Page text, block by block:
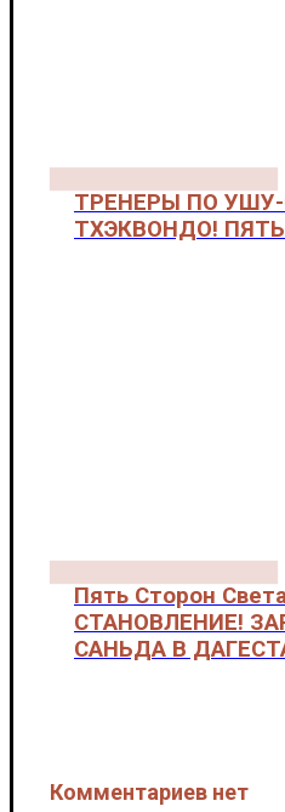
ТРЕНЕРЫ ПО
ТХЭКВОНДО!
Пять Сторон
СТАНОВЛЕНИЕ!
САНЬДА В
Комментариев нет